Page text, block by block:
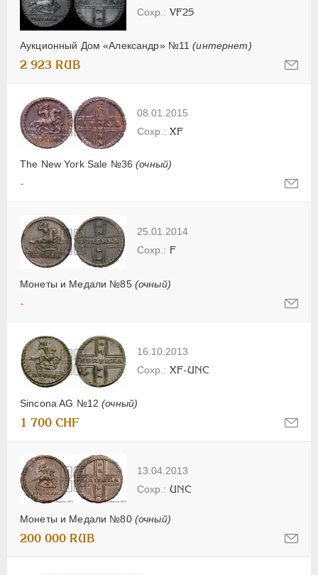
Аукционный Дом «Александр» №11(интернет)
VF25
2 923 RUB
08.01.2015
The New York Sale №36(очный)
XF
-
25.01.2014
Монеты и Медали №85 (очный)
F
-
16.10.2013
Sincona AG №12(очный)
XF-UNC
1 700 CHF
13.04.2013
Монеты и Медали №80 (очный)
UNC
200 000 RUB